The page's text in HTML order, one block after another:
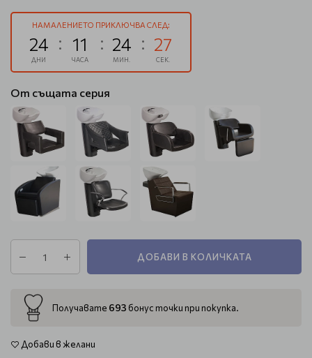
НАМАЛЕНИЕТО ПРИКЛЮЧВА СЛЕД:
24
ДНИ
11
ЧАСА
24
МИН.
26
СЕК.
От същата серия
ДОБАВИ В КОЛИЧКАТА
Получавате 693 бонус точки при покупка.
Добави в желани